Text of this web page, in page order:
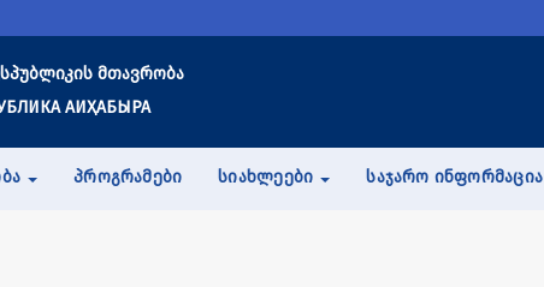
მთავრობა
АИҲАБЫРА
ᲞᲠᲝᲒᲠᲐᲛᲔᲑᲘ ᲡᲘᲐᲮᲚᲔᲔᲑᲘ ᲡᲐᲯᲐᲠᲝ ᲘᲜᲤᲝᲠᲛᲐᲪᲘᲐ